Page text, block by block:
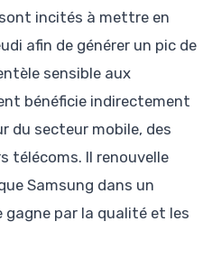
incités à mettre en
afin de générer un pic de
sensible aux
bénéficie indirectement
du secteur mobile, des
télécoms. Il renouvelle
Samsung dans un
gagne par la qualité et les